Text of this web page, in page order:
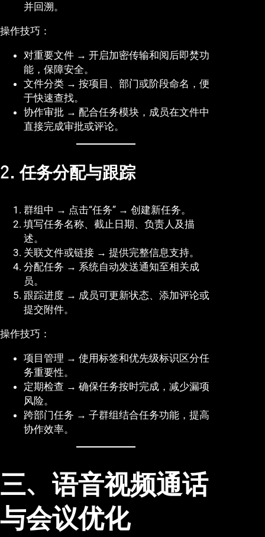
并回溯。
操作技巧：
对重要文件 → 开启加密传输和阅后即焚功
能，保障安全。
文件分类 → 按项目、部门或阶段命名，便
于快速查找。
协作审批 → 配合任务模块，成员在文件中
直接完成审批或评论。
2. 任务分配与跟踪
群组中 → 点击“任务” → 创建新任务。
填写任务名称、截止日期、负责人及描
述。
关联文件或链接 → 提供完整信息支持。
分配任务 → 系统自动发送通知至相关成
员。
跟踪进度 → 成员可更新状态、添加评论或
提交附件。
操作技巧：
项目管理 → 使用标签和优先级标识区分任
务重要性。
定期检查 → 确保任务按时完成，减少漏项
风险。
跨部门任务 → 子群组结合任务功能，提高
协作效率。
三、语音视频通话
与会议优化